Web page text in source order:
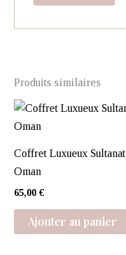
Produits similaires
Coffret Luxueux Sultanat
Oman
65,00 €
Ajouter au panier